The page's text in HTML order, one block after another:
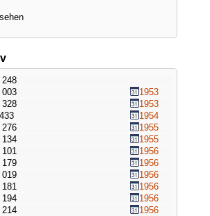
248
003
1953
328
1953
1954
276
1955
134
1955
101
1956
179
1956
019
1956
181
1956
194
1956
214
1956